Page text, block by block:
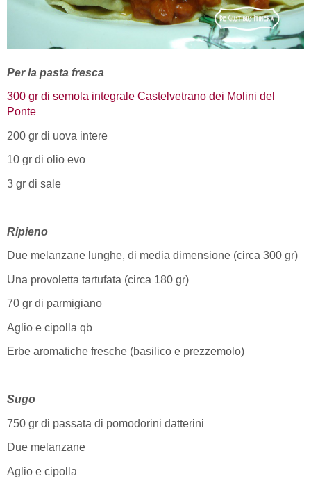
Per la pasta fresca
300 gr di semola integrale Castelvetrano dei Molini del
Ponte
200 gr di uova intere
10 gr di olio evo
3 gr di sale
Ripieno
Due melanzane lunghe, di media dimensione (circa 300 gr)
Una provoletta tartufata (circa 180 gr)
70 gr di parmigiano
Aglio e cipolla qb
Erbe aromatiche fresche (basilico e prezzemolo)
Sugo
750 gr di passata di pomodorini datterini
Due melanzane
Aglio e cipolla